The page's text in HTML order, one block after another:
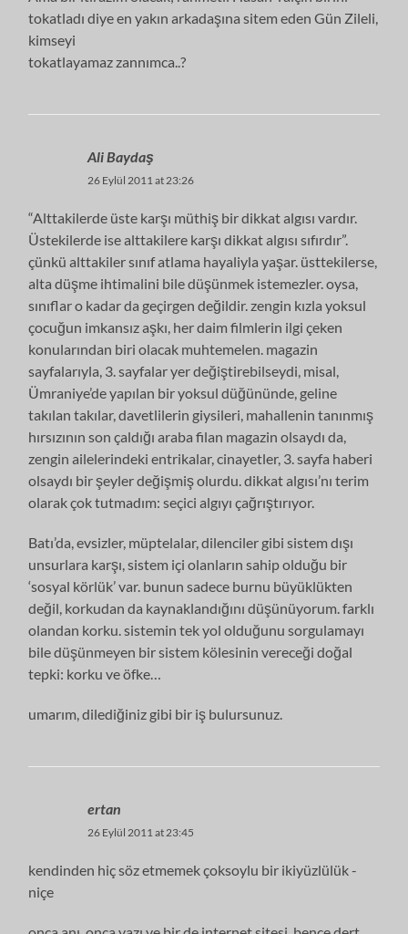
tokatladı diye en yakın arkadaşına sitem eden Gün Zileli,
kimseyi
tokatlayamaz zannımca..?
Ali Baydaş
26 Eylül 2011 at 23:26
“Alttakilerde üste karşı müthiş bir dikkat algısı vardır.
Üstekilerde ise alttakilere karşı dikkat algısı sıfırdır”.
çünkü alttakiler sınıf atlama hayaliyla yaşar. üsttekilerse,
alta düşme ihtimalini bile düşünmek istemezler. oysa,
sınıflar o kadar da geçirgen değildir. zengin kızla yoksul
çocuğun imkansız aşkı, her daim filmlerin ilgi çeken
konularından biri olacak muhtemelen. magazin
sayfalarıyla, 3. sayfalar yer değiştirebilseydi, misal,
Ümraniye’de yapılan bir yoksul düğününde, geline
takılan takılar, davetlilerin giysileri, mahallenin tanınmış
hırsızının son çaldığı araba filan magazin olsaydı da,
zengin ailelerindeki entrikalar, cinayetler, 3. sayfa haberi
olsaydı bir şeyler değişmiş olurdu. dikkat algısı’nı terim
olarak çok tutmadım: seçici algıyı çağrıştırıyor.
Batı’da, evsizler, müptelalar, dilenciler gibi sistem dışı
unsurlara karşı, sistem içi olanların sahip olduğu bir
‘sosyal körlük’ var. bunun sadece burnu büyüklükten
değil, korkudan da kaynaklandığını düşünüyorum. farklı
olandan korku. sistemin tek yol olduğunu sorgulamayı
bile düşünmeyen bir sistem kölesinin vereceği doğal
tepki: korku ve öfke…
umarım, dilediğiniz gibi bir iş bulursunuz.
ertan
26 Eylül 2011 at 23:45
kendinden hiç söz etmemek çoksoylu bir ikiyüzlülük -
niçe